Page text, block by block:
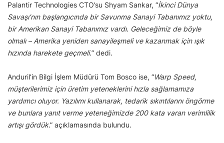
Palantir Technologies CTO’su Shyam Sankar, “İkinci Dünya
Savaşı’nın başlangıcında bir Savunma Sanayi Tabanımız yoktu,
bir Amerikan Sanayi Tabanımız vardı. Geleceğimiz de böyle
olmalı – Amerika yeniden sanayileşmeli ve kazanmak için ışık
hızında harekete geçmeli.” dedi.
Anduril’in Bilgi İşlem Müdürü Tom Bosco ise, “Warp Speed,
müşterilerimiz için üretim yeteneklerini hızla sağlamamıza
yardımcı oluyor. Yazılımı kullanarak, tedarik sıkıntılarını öngörme
ve bunlara yanıt verme yeteneğimizde 200 kata varan verimlilik
artışı gördük.” açıklamasında bulundu.